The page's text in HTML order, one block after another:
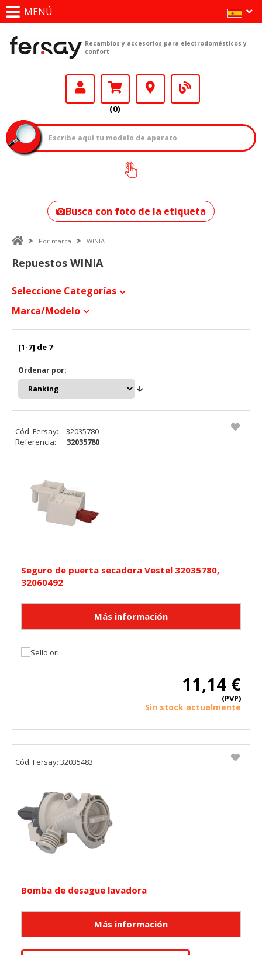
MENÚ
Recambios y accesorios para electrodomésticos y
confort
(0)
¿Cómo encontrar
tu modelo?
Busca con foto de la etiqueta
Por marca WINIA
Repuestos WINIA
Seleccione Categorías
Marca/modelo
[1-7] de 7
Ordenar por:
Seguro de puerta secadora Vestel 32035780,
32060492
11,14 €
(PVP)
Sin stock actualmente
Cód. Fersay:
32035780
Referencia:
32035780
Bomba de desague lavadora
Cód. Fersay: 32035483